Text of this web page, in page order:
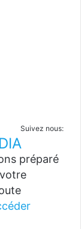
Suivez nous:
préparé